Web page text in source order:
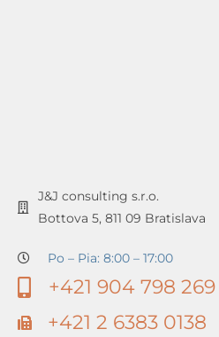
J&J consulting s.r.o.
Bottova 5, 811 09 Bratislava
Po – Pia: 8:00 – 17:00
+421 904 798 269
+421 2 6383 0138